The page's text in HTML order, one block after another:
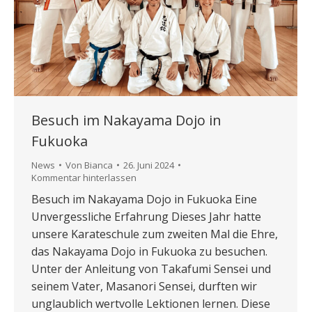
Besuch im Nakayama Dojo in
Fukuoka
News Von Bianca
26. Juni 2024
Kommentar hinterlassen
Besuch im Nakayama Dojo in Fukuoka Eine
Unvergessliche Erfahrung Dieses Jahr hatte
unsere Karateschule zum zweiten Mal die Ehre,
das Nakayama Dojo in Fukuoka zu besuchen.
Unter der Anleitung von Takafumi Sensei und
seinem Vater, Masanori Sensei, durften wir
unglaublich wertvolle Lektionen lernen. Diese